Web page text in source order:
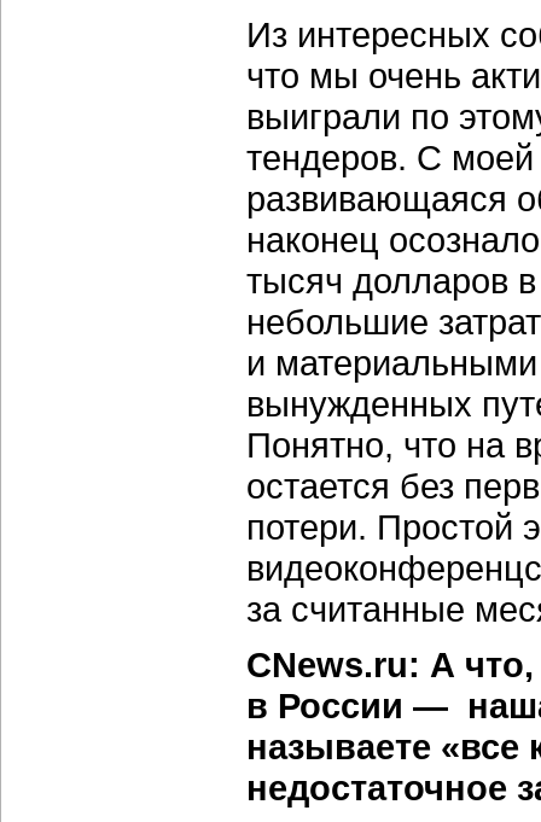
Из интересных
что мы очень
выиграли по
тендеров. С моей
развивающаяся
наконец
тысяч долларов
небольшие
и
вынужденных
Понятно, что на
остается без
потери. Простой
за считанные
CNews.ru: А
в России —
называете «все
недостаточное